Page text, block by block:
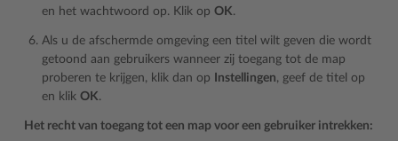
en het wachtwoord op. Klik op OK.
Als u de afschermde omgeving een titel wilt geven die wordt
getoond aan gebruikers wanneer zij toegang tot de map
proberen te krijgen, klik dan op
Instellingen, geef de titel op
en klik OK.
Het recht van toegang tot een map voor een gebruiker intrekken: